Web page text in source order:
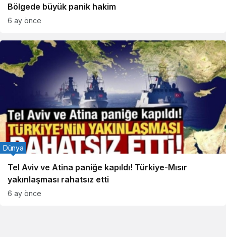
Bölgede büyük panik hakim
6 ay önce
Tel Aviv ve Atina paniğe kapıldı! Türkiye-Mısır
yakınlaşması rahatsız etti
Dünya
6 ay önce